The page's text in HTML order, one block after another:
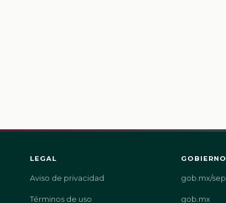
LEGAL
Aviso de privacidad
Términos de uso
GOBIERNO
gob.mx/sep
gob.mx